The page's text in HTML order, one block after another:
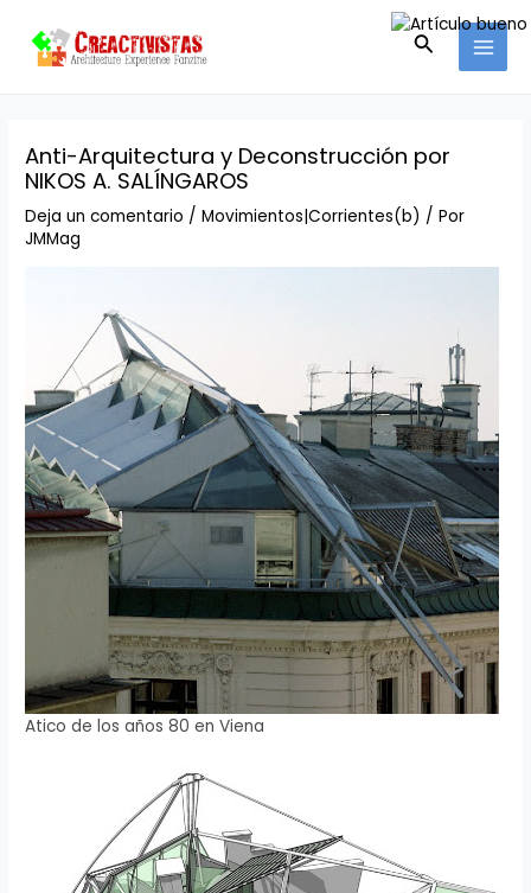
contenido
Buscar
Anti-Arquitectura y Deconstrucción por
NIKOS A. SALÍNGAROS
Deja un comentario /Movimientos|Corrientes(b) / Por
JMMag
Atico de los años 80 en Viena
de
entradas